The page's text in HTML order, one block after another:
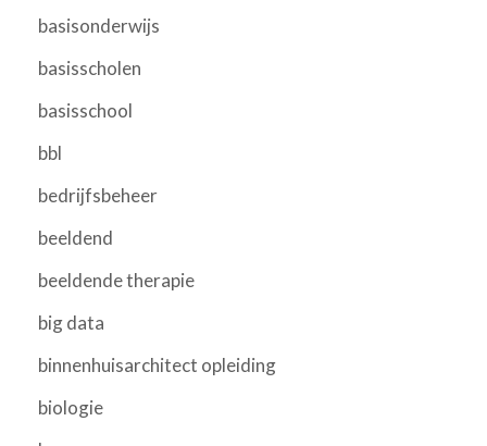
basisonderwijs
basisscholen
basisschool
bbl
bedrijfsbeheer
beeldend
beeldende therapie
big data
binnenhuisarchitect opleiding
biologie